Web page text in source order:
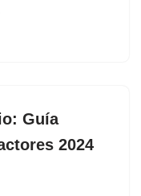
Guía
2024